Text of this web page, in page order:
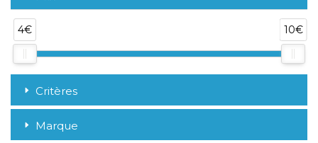
4€ 10€
Critères
Marque